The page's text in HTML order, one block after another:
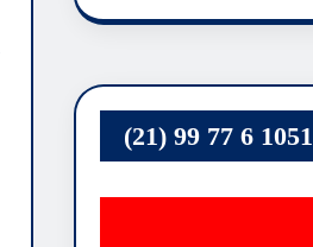
(21) 99 77 6 1051